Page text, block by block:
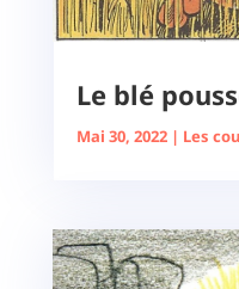
Le blé
Mai 30, 2022| Les